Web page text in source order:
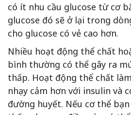
có ít nhu cầu glucose từ cơ
glucose đó sẽ ở lại trong
cho glucose có vẻ cao hơn.
Nhiều hoạt động thể chất
bình thường có thể gây ra
thấp. Hoạt động thể chất
nhạy cảm hơn với insulin và
đường huyết. Nếu cơ thể